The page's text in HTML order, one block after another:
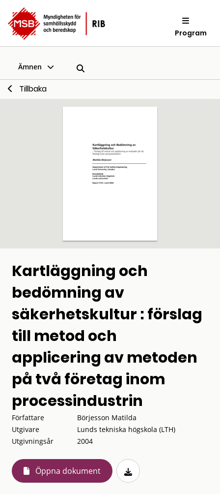
Program
Ämnen
Tillbaka
Kartläggning och
bedömning av
säkerhetskultur : förslag
till metod och
applicering av metoden
på två företag inom
processindustrin
Författare
Börjesson Matilda
Utgivare
Lunds tekniska högskola (LTH)
Utgivningsår
2004
Öppna dokument